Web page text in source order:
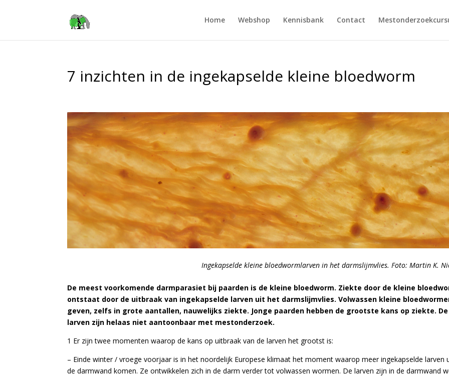
Home Webshop Kennisbank Contact
7 inzichten in de ingekapselde kleine bloedworm
Ingekapselde kleine bloedwormlarven in het darmslijmvlies. Foto: Martin K.
De meest voorkomende darmparasiet bij paarden is de kleine bloedworm. Ziekte door de kleine
ontstaat door de uitbraak van ingekapselde larven uit het darmslijmvlies. Volwassen kleine
geven, zelfs in grote aantallen, nauwelijks ziekte. Jonge paarden hebben de grootste kans op ziekte. De
larven zijn helaas niet aantoonbaar met mestonderzoek.
1 Er zijn twee momenten waarop de kans op uitbraak van de larven het grootst is:
– Einde winter / vroege voorjaar is in het noordelijk Europese klimaat het moment waarop meer ingekapselde larven
de darmwand komen. Ze ontwikkelen zich in de darm verder tot volwassen wormen. De larven zijn in de darmwand